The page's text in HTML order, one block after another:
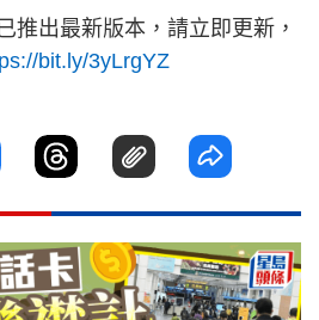
推出最新版本，請立即更新，
bit.ly/3yLrgYZ